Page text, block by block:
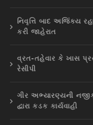
નિવૃત્તિ બાદ અજિંક્ય
કરી જાહેરાત
વ્રત-તહેવાર કે ખાસ
રેસીપી
ગીર અભ્યારણ્યની
દ્વારા કડક કાર્યવાહી